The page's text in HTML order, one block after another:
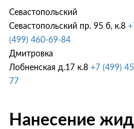
Севастопольский
Севастопольский пр. 95 б, к.8
(499) 460-69-84
Дмитровка
Лобненская д.17 к.8 +7 (499)
77
Нанесение